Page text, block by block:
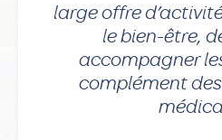
large offre
le bien-être,
accompagner
complément